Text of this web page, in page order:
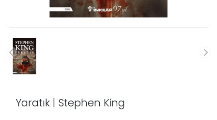
Yaratık | Stephen King